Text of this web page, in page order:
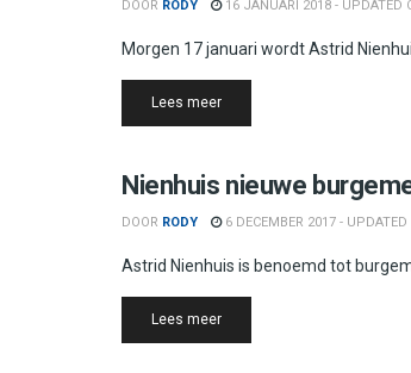
DOOR RODY 16 JANUARI 2018 - UPDATED
Morgen 17 januari wordt Astrid
Lees meerDetails
Nienhuis nieuwe
DOOR RODY 6 DECEMBER 2017 -
Astrid Nienhuis is benoemd tot
Lees meerDetails